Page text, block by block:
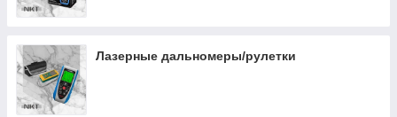
Лазерные дальномеры/рулетки